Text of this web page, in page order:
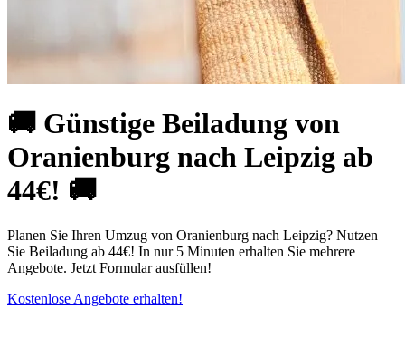
🚚 Günstige Beiladung von
Oranienburg nach Leipzig ab
44€! 🚚
Planen Sie Ihren Umzug von Oranienburg nach Leipzig? Nutzen
Sie Beiladung ab 44€! In nur 5 Minuten erhalten Sie mehrere
Angebote. Jetzt Formular ausfüllen!
Kostenlose Angebote erhalten!